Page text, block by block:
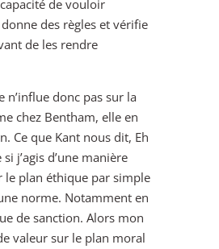
de vouloir
des règles et vérifie
de les rendre
n’influe donc pas sur la
chez Bentham, elle en
Ce que Kant nous dit, Eh
si j’agis d’une manière
le plan éthique par simple
norme. Notamment en
de sanction. Alors mon
valeur sur le plan moral